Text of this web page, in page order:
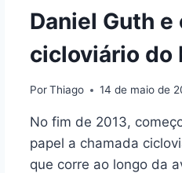
Daniel Guth e
cicloviário do
Por Thiago 14 de maio de
No fim de 2013,
papel a chamada
que corre ao longo da